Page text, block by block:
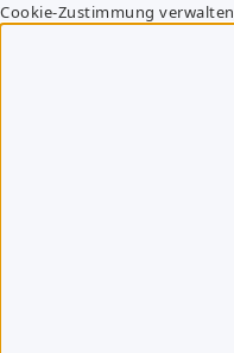
Cookie-Zustimmung verwalten